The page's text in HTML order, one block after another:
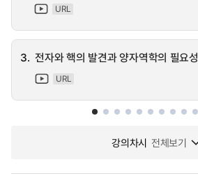
URL
3. 전자와 핵의 발견과 양자역학의 필요성
URL
강의차시 전체보기